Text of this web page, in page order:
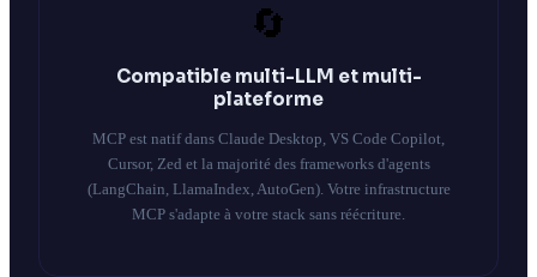
🔄
Compatible multi-LLM et multi-
plateforme
MCP est natif dans Claude Desktop, VS Code Copilot,
Cursor, Zed et la majorité des frameworks d'agents
(LangChain, LlamaIndex, AutoGen). Votre infrastructure
MCP s'adapte à votre stack sans réécriture.